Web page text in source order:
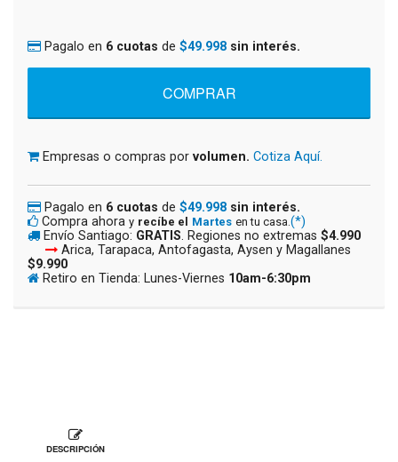
Pagalo en 6 cuotas de $49.998 sin interés.
Empresas o compras por volumen. Cotiza Aquí.
Pagalo en 6 cuotas de $49.998 sin interés.
Compra ahora y recíbe el Martes en tu casa. (*)
Envío Santiago: GRATIS. Regiones no extremas $4.990
Arica, Tarapaca, Antofagasta, Aysen y Magallanes
$9.990
Retiro en Tienda: Lunes-Viernes 10am-6:30pm
DESCRIPCIÓN